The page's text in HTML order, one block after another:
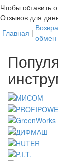
Чтобы оcтавить
Отзывов для
Главная | обмен